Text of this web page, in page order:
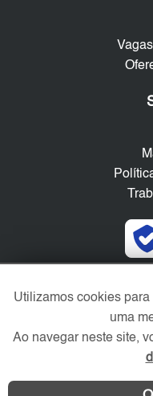
Utilizamos cookies
uma
Ao navegar neste site,